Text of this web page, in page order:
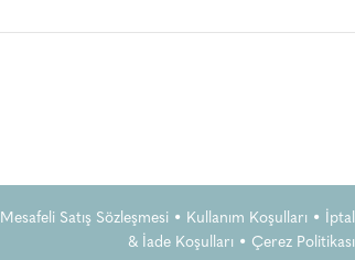
Mesafeli Satış Sözleşmesi • Kullanım Koşulları • İptal
& İade Koşulları • Çerez Politikası